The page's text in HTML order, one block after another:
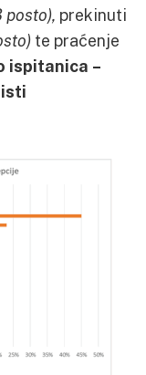
posto), prekinuti
te praćenje
ispitanica –